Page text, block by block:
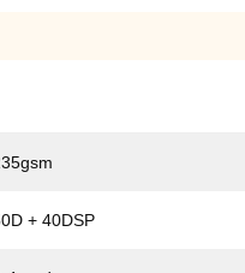
+ 40DSP